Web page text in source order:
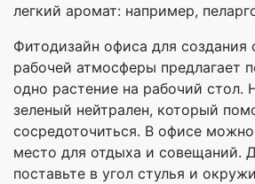
легкий аромат: например,
Фитодизайн офиса для создания
рабочей атмосферы предлагает
одно растение на рабочий стол.
зеленый нейтрален, который
сосредоточиться. В офисе
место для отдыха и совещаний.
поставьте в угол стулья и